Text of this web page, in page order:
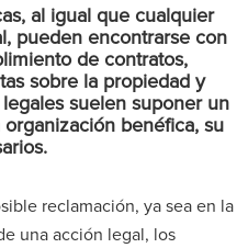
al igual que cualquier
pueden encontrarse con
de contratos,
sobre la propiedad y
suelen suponer un
benéfica, su
reclamación, ya sea en la
una acción legal, los